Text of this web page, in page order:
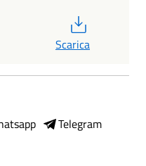
Scarica
Telegram